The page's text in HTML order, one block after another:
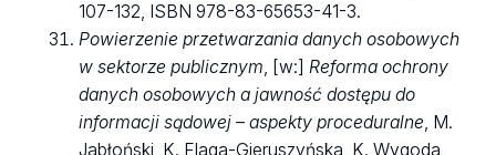
107-132, ISBN978-83-65653-41-3.
Powierzenie przetwarzania danych osobowych
w sektorze publicznym, [w:]Reforma ochrony
danych osobowych a jawność dostępu do
informacji sądowej – aspekty proceduralne, M.
Jabłoński, K. Flaga-Gieruszyńska, K. Wygoda